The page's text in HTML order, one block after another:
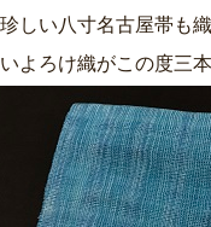
しい八寸名古屋帯も
よろけ織がこの度三